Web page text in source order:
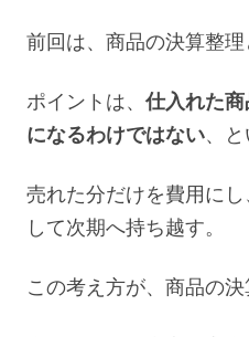
前回は、商品の決算整理
ポイントは、 仕入れた
になるわけではない、と
売れた分だけを費用に
して次期へ持ち越す。
この考え方が、商品の決